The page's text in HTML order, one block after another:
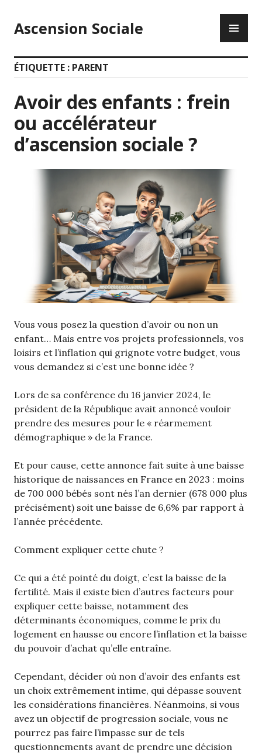
au
contenu
Ascension Sociale
ÉTIQUETTE : PARENT
Avoir des enfants : frein
ou accélérateur
d’ascension sociale ?
Vous vous posez la question d’avoir ou non un
enfant… Mais entre vos projets professionnels, vos
loisirs et l’inflation qui grignote votre budget, vous
vous demandez si c’est une bonne idée ?
Lors de sa conférence du 16 janvier 2024, le
président de la République avait annoncé vouloir
prendre des mesures pour le « réarmement
démographique » de la France.
Et pour cause, cette annonce fait suite à une baisse
historique de naissances en France en 2023 : moins
de 700 000 bébés sont nés l’an dernier (678 000 plus
précisément) soit une baisse de 6,6% par rapport à
l’année précédente.
Comment expliquer cette chute ?
Ce qui a été pointé du doigt, c’est la baisse de la
fertilité. Mais il existe bien d’autres facteurs pour
expliquer cette baisse, notamment des
déterminants économiques, comme le prix du
logement en hausse ou encore l’inflation et la baisse
du pouvoir d’achat qu’elle entraîne.
Cependant, décider où non d’avoir des enfants est
un choix extrêmement intime, qui dépasse souvent
les considérations financières. Néanmoins, si vous
avez un objectif de progression sociale, vous ne
pourrez pas faire l’impasse sur de tels
questionnements avant de prendre une décision